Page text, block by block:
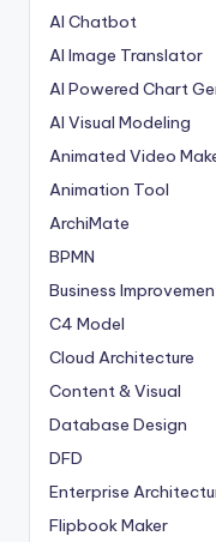
AI Chatbot
AI Image Translator
AI Powered Chart
AI Visual Modeling
Animated Video
Animation Tool
ArchiMate
BPMN
Business
C4 Model
Cloud Architecture
Content & Visual
Database Design
DFD
Enterprise
Flipbook Maker